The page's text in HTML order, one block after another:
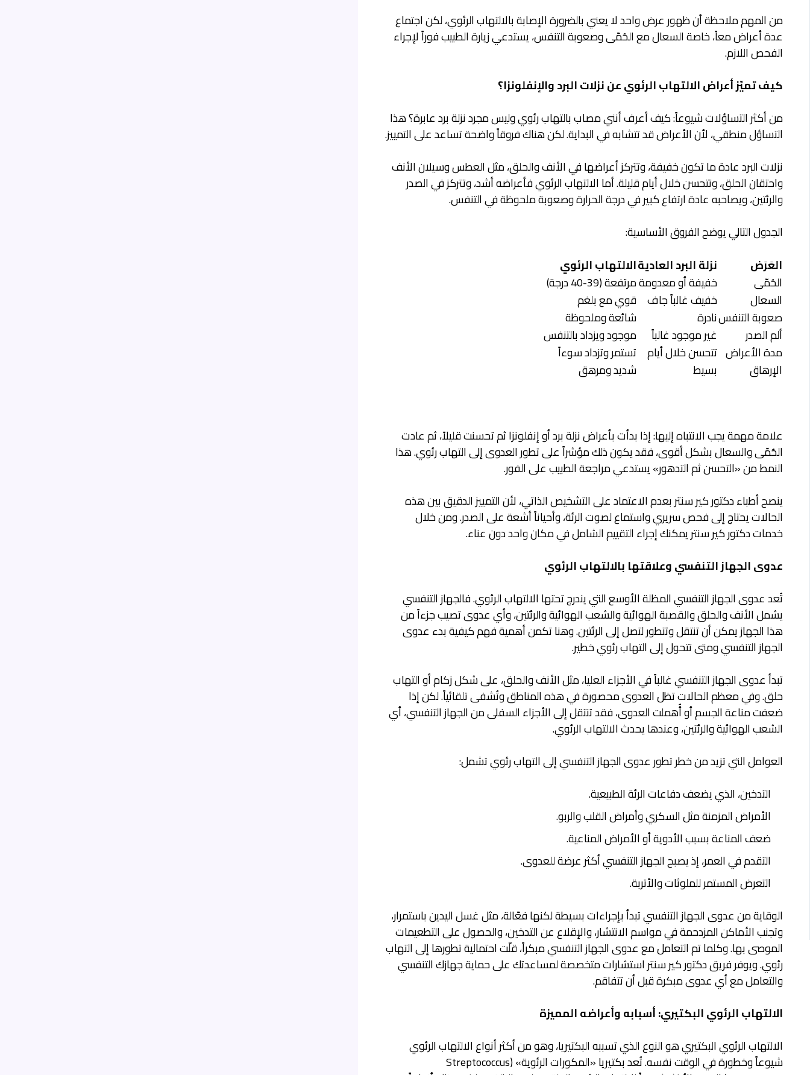
من المهم ملاحظة أن ظهور عرض واحد لا يعني بالضرورة الإصابة بالالتهاب الرئوي، لكن اجتماع
عدة أعراض معاً، خاصة السعال مع الحُمّى وصعوبة التنفس، يستدعي زيارة الطبيب فوراً لإجراء
الفحص اللازم.
كيف تميّز أعراض الالتهاب الرئوي عن نزلات البرد والإنفلونزا؟
من أكثر التساؤلات شيوعاً: كيف أعرف أنني مصاب بالتهاب رئوي وليس مجرد نزلة برد عابرة؟ هذا
التساؤل منطقي، لأن الأعراض قد تتشابه في البداية. لكن هناك فروقاً واضحة تساعد على التمييز.
نزلات البرد عادة ما تكون خفيفة، وتتركز أعراضها في الأنف والحلق، مثل العطس وسيلان الأنف
واحتقان الحلق، وتتحسن خلال أيام قليلة. أما الالتهاب الرئوي فأعراضه أشد، وتتركز في الصدر
والرئتين، ويصاحبه عادة ارتفاع كبير في درجة الحرارة وصعوبة ملحوظة في التنفس.
الجدول التالي يوضح الفروق الأساسية:
العَرَض
نزلة البرد العاديةالالتهاب الرئوي
الحُمّى
خفيفة أو معدومةمرتفعة (39-40 درجة)
السعال
خفيف غالباً جاف قوي مع بلغم
صعوبة التنفسنادرة
شائعة وملحوظة
ألم الصدر
غير موجود غالباً
موجود ويزداد بالتنفس
مدة الأعراض تتحسن خلال أيام تستمر وتزداد سوءاً
الإرهاق
بسيط شديد ومرهق
علامة مهمة يجب الانتباه إليها: إذا بدأت بأعراض نزلة برد أو إنفلونزا ثم تحسنت قليلاً، ثم عادت
الحُمّى والسعال بشكل أقوى، فقد يكون ذلك مؤشراً على تطور العدوى إلى التهاب رئوي. هذا
النمط من «التحسن ثم التدهور» يستدعي مراجعة الطبيب على الفور.
ينصح أطباء دكتور كير سنتر بعدم الاعتماد على التشخيص الذاتي، لأن التمييز الدقيق بين هذه
الحالات يحتاج إلى فحص سريري واستماع لصوت الرئة، وأحياناً أشعة على الصدر. ومن خلال
خدمات دكتور كير سنتريمكنك إجراء التقييم الشامل في مكان واحد دون عناء.
عدوى الجهاز التنفسي وعلاقتها بالالتهاب الرئوي
تُعد عدوى الجهاز التنفسي المظلة الأوسع التي يندرج تحتها الالتهاب الرئوي. فالجهاز التنفسي
يشمل الأنف والحلق والقصبة الهوائية والشعب الهوائية والرئتين، وأي عدوى تصيب جزءاً من
هذا الجهاز يمكن أن تنتقل وتتطور لتصل إلى الرئتين. وهنا تكمن أهمية فهم كيفية بدء عدوى
الجهاز التنفسي ومتى تتحول إلى التهاب رئوي خطير.
تبدأ عدوى الجهاز التنفسي غالباً في الأجزاء العليا، مثل الأنف والحلق، على شكل زكام أو التهاب
حلق. وفي معظم الحالات تظل العدوى محصورة في هذه المناطق وتُشفى تلقائياً. لكن إذا
ضعفت مناعة الجسم أو أُهملت العدوى، فقد تنتقل إلى الأجزاء السفلى من الجهاز التنفسي، أي
الشعب الهوائية والرئتين، وعندها يحدث الالتهاب الرئوي.
العوامل التي تزيد من خطر تطور عدوى الجهاز التنفسي إلى التهاب رئوي تشمل:
التدخين، الذي يضعف دفاعات الرئة الطبيعية.
الأمراض المزمنة مثل السكري وأمراض القلب والربو.
ضعف المناعة بسبب الأدوية أو الأمراض المناعية.
التقدم في العمر، إذ يصبح الجهاز التنفسي أكثر عرضة للعدوى.
التعرض المستمر للملوثات والأتربة.
الوقاية من عدوى الجهاز التنفسي تبدأ بإجراءات بسيطة لكنها فعّالة، مثل غسل اليدين باستمرار،
وتجنب الأماكن المزدحمة في مواسم الانتشار، والإقلاع عن التدخين، والحصول على التطعيمات
الموصى بها. وكلما تم التعامل مع عدوى الجهاز التنفسي مبكراً، قلّت احتمالية تطورها إلى التهاب
رئوي. ويوفر فريق دكتور كير سنتر استشارات متخصصة لمساعدتك على حماية جهازك التنفسي
والتعامل مع أي عدوى مبكرة قبل أن تتفاقم.
الالتهاب الرئوي البكتيري: أسبابه وأعراضه المميزة
الالتهاب الرئوي البكتيري هو النوع الذي تسببه البكتيريا، وهو من أكثر أنواع الالتهاب الرئوي
شيوعاً وخطورة في الوقت نفسه. تُعد بكتيريا «المكورات الرئوية» (Streptococcus